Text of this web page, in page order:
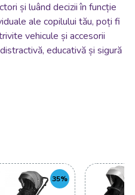
și luând decizii în funcție
ale copilului tău, poți fi
vehicule și accesorii
educativă și sigură
35%